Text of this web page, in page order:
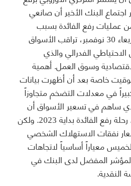
البنك الأخير أن صانعي
عمليات رفع الفائدة بسبب
مخاوف التضخم. أما الأربعاء 30 نوفمبر، تراقب الأسواق
الفدرالي والذي
وسوق العمل. أهمية
خاصة بعد أن أظهرت بيانات
في معدلات التضخم متجاوزاً
ساهم في تسعير الأسواق أن
الفدرالي اقترب من إنهاء رحلة رفع الفائدة بداية 2023. ولكن
نفقات الاستهلاك الشخصي
معياراً أساسياً لاتجاهات
المؤشر المفضل لدى البنك في
النقدية.